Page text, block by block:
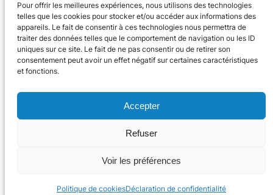
Pour offrir les meilleures expériences, nous utilisons des technologies
telles que les cookies pour stocker et/ou accéder aux informations des
appareils. Le fait de consentir à ces technologies nous permettra de
traiter des données telles que le comportement de navigation ou les ID
uniques sur ce site. Le fait de ne pas consentir ou de retirer son
consentement peut avoir un effet négatif sur certaines caractéristiques
et fonctions.
Accepter
Refuser
Voir les préférences
Politique de cookiesDéclaration de confidentialité
© 2024 Trace Software International
X